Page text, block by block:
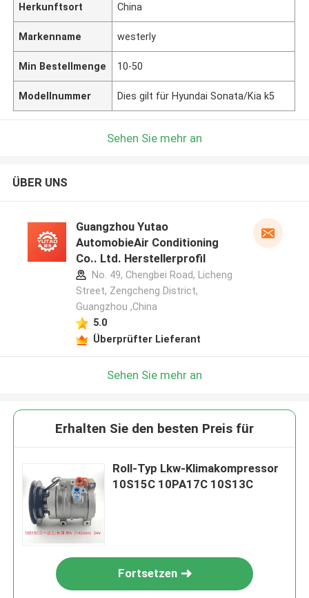
Herkunftsort China
Markenname westerly
Min Bestellmenge 10-50
Modellnummer Dies gilt für Hyundai Sonata/Kia k5
Sehen Sie mehr an
ÜBER UNS
Guangzhou Yutao
AutomobieAir Conditioning
Co.. Ltd. Herstellerprofil
No. 49, Chengbei Road, Licheng
Street, Zengcheng District,
Guangzhou ,China
5.0
Überprüfter Lieferant
Sehen Sie mehr an
Erhalten Sie den besten Preis für
Roll-Typ Lkw-Klimakompressor
10S15C 10PA17C 10S13C
Fortsetzen